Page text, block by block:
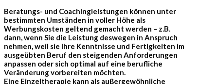
Beratungs- und Coachingleistungen können unter
bestimmten Umständen in voller Höhe als
Werbungskosten geltend gemacht werden – z.B.
dann, wenn Sie die Leistung deswegen in Anspruch
nehmen, weil sie Ihre Kenntnisse und Fertigkeiten im
ausgeübten Beruf den steigenden Anforderungen
anpassen oder sich optimal auf eine berufliche
Veränderung vorbereiten möchten.
Eine Einzeltherapie kann als außergewöhnliche